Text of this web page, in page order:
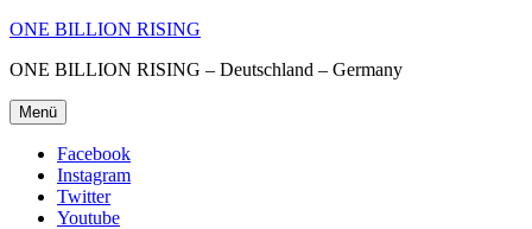
ONE BILLION RISING
ONE BILLION RISING – Deutschland – Germany
Menü
Facebook
Instagram
Twitter
Youtube